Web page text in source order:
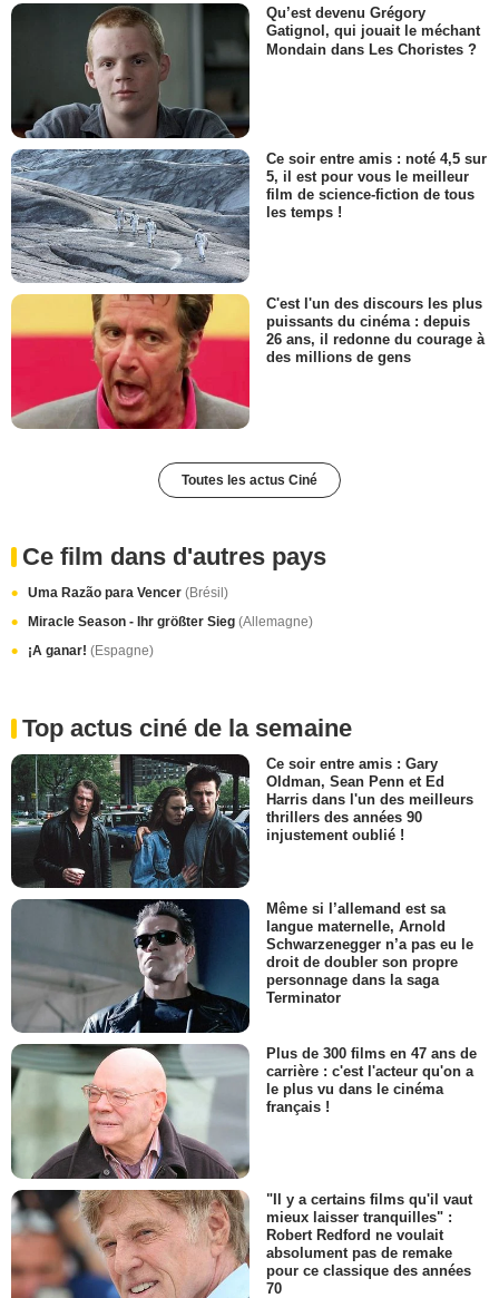
Qu’est devenu Grégory
Gatignol, qui jouait le méchant
Mondain dans Les Choristes ?
Ce soir entre amis : noté 4,5 sur
5, il est pour vous le meilleur
film de science-fiction de tous
les temps !
C'est l'un des discours les plus
puissants du cinéma : depuis
26 ans, il redonne du courage à
des millions de gens
Toutes les actus Ciné
Ce film dans d'autres pays
Uma Razão para Vencer (Brésil)
Miracle Season - Ihr größter Sieg (Allemagne)
¡A ganar! (Espagne)
Top actus ciné de la semaine
Ce soir entre amis : Gary
Oldman, Sean Penn et Ed
Harris dans l'un des meilleurs
thrillers des années 90
injustement oublié !
Même si l’allemand est sa
langue maternelle, Arnold
Schwarzenegger n’a pas eu le
droit de doubler son propre
personnage dans la saga
Terminator
Plus de 300 films en 47 ans de
carrière : c'est l'acteur qu'on a
le plus vu dans le cinéma
français !
"Il y a certains films qu'il vaut
mieux laisser tranquilles" :
Robert Redford ne voulait
absolument pas de remake
pour ce classique des années
70